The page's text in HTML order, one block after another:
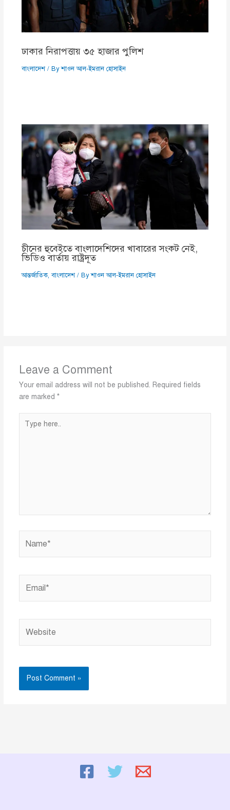
ঢাকার নিরাপত্তায় ৩৫ হাজার পুলিশ
বাংলাদেশ/ Byশাওন আল-ইমরান হোসাইন
চীনের হুবেইতে বাংলাদেশিদের খাবারের সংকট নেই,
ভিডিও বার্তায় রাষ্ট্রদূত
আন্তর্জাতিক,বাংলাদেশ/ Byশাওন আল-ইমরান হোসাইন
Leave a Comment
Your email address will not be published. Required fields
are marked *
here..